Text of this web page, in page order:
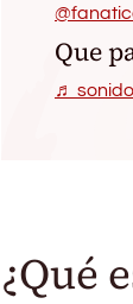
Que
♬
¿Qué